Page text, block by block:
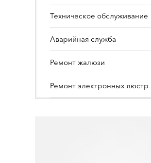
Техническое обслуживание
Аварийная служба
Ремонт жалюзи
Ремонт электронных люстр